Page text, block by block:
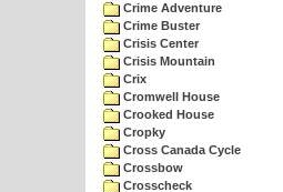
Crime Adventure
Crime Buster
Crisis Center
Crisis Mountain
Crix
Cromwell House
Crooked House
Cropky
Cross Canada Cycle
Crossbow
Crosscheck